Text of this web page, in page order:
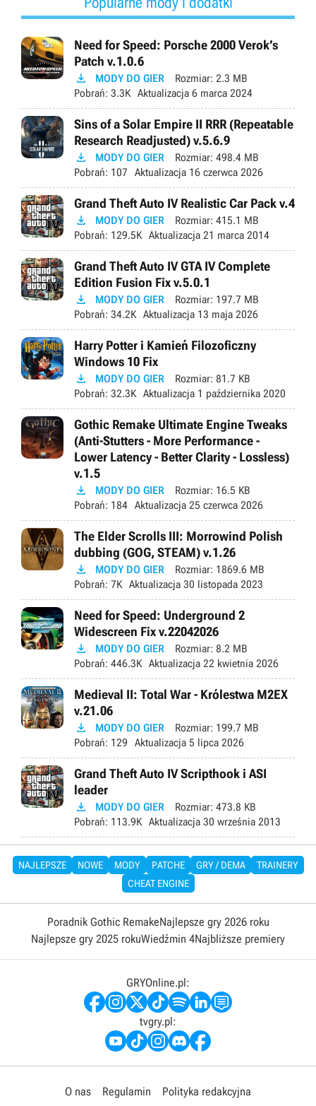
Need for Speed: Porsche 2000 Verok’s
Patch v.1.0.6
 MODY DO GIER Rozmiar: 2.3 MB
Pobrań: 3.3K Aktualizacja 6 marca 2024
Sins of a Solar Empire II RRR (Repeatable
Research Readjusted) v.5.6.9
 MODY DO GIER Rozmiar: 498.4 MB
Pobrań: 107 Aktualizacja 16 czerwca 2026
Grand Theft Auto IV Realistic Car Pack v.4
 MODY DO GIER Rozmiar: 415.1 MB
Pobrań: 129.5K Aktualizacja 21 marca 2014
Grand Theft Auto IV GTA IV Complete
Edition Fusion Fix v.5.0.1
 MODY DO GIER Rozmiar: 197.7 MB
Pobrań: 34.2K Aktualizacja 13 maja 2026
Harry Potter i Kamień Filozoficzny
Windows 10 Fix
 MODY DO GIER Rozmiar: 81.7 KB
Pobrań: 32.3K Aktualizacja 1 października 2020
Gothic Remake Ultimate Engine Tweaks
(Anti-Stutters - More Performance -
Lower Latency - Better Clarity - Lossless)
v.1.5
 MODY DO GIER Rozmiar: 16.5 KB
Pobrań: 184 Aktualizacja 25 czerwca 2026
The Elder Scrolls III: Morrowind Polish
dubbing (GOG, STEAM) v.1.26
 MODY DO GIER Rozmiar: 1869.6 MB
Pobrań: 7K Aktualizacja 30 listopada 2023
Need for Speed: Underground 2
Widescreen Fix v.22042026
 MODY DO GIER Rozmiar: 8.2 MB
Pobrań: 446.3K Aktualizacja 22 kwietnia 2026
Medieval II: Total War - Królestwa M2EX
v.21.06
 MODY DO GIER Rozmiar: 199.7 MB
Pobrań: 129 Aktualizacja 5 lipca 2026
Grand Theft Auto IV Scripthook i ASI
leader
 MODY DO GIER Rozmiar: 473.8 KB
Pobrań: 113.9K Aktualizacja 30 września 2013
NAJLEPSZE NOWE MODY PATCHE GRY / DEMA
TRAINERY
CHEAT ENGINE
Poradnik Gothic RemakeNajlepsze gry 2026 roku
Najlepsze gry 2025 rokuWiedźmin 4Najbliższe premiery
GRYOnline.pl:
tvgry.pl:
O nas Regulamin Polityka redakcyjna